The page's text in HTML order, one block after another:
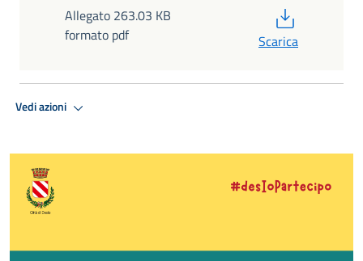
Allegato 263.03 KB
formato pdf
Scarica
Vedi azioni